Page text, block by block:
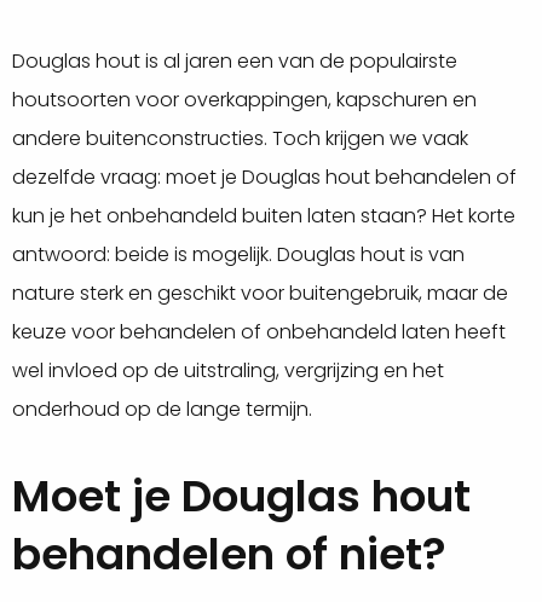
Douglas hout is al jaren een van de populairste
houtsoorten voor overkappingen, kapschuren en
andere buitenconstructies. Toch krijgen we vaak
dezelfde vraag: moet je Douglas hout behandelen of
kun je het onbehandeld buiten laten staan? Het korte
antwoord: beide is mogelijk. Douglas hout is van
nature sterk en geschikt voor buitengebruik, maar de
keuze voor behandelen of onbehandeld laten heeft
wel invloed op de uitstraling, vergrijzing en het
onderhoud op de lange termijn.
Moet je Douglas hout
behandelen of niet?